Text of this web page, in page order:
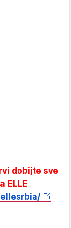
dobijte sve
ELLE